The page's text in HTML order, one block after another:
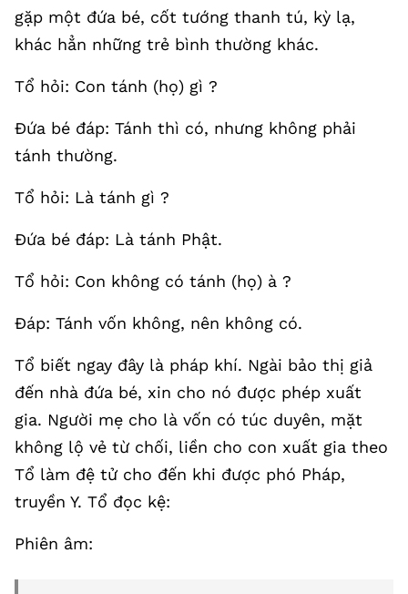
gặp một đứa bé, cốt tướng thanh tú, kỳ lạ,
khác hẳn những trẻ bình thường khác.
Tổ hỏi: Con tánh (họ) gì ?
Đứa bé đáp: Tánh thì có, nhưng không phải
tánh thường.
Tổ hỏi: Là tánh gì ?
Đứa bé đáp: Là tánh Phật.
Tổ hỏi: Con không có tánh (họ) à ?
Đáp: Tánh vốn không, nên không có.
Tổ biết ngay đây là pháp khí. Ngài bảo thị giả
đến nhà đứa bé, xin cho nó được phép xuất
gia. Người mẹ cho là vốn có túc duyên, mặt
không lộ vẻ từ chối, liền cho con xuất gia theo
Tổ làm đệ tử cho đến khi được phó Pháp,
truyền Y. Tổ đọc kệ:
Phiên âm: